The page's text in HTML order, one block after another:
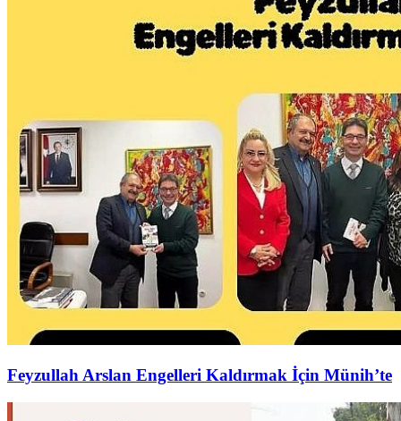
Feyzullah Arslan Engelleri Kaldırmak İçin Münih’te